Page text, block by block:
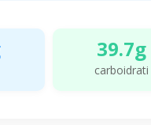
39.7g
carboidrati